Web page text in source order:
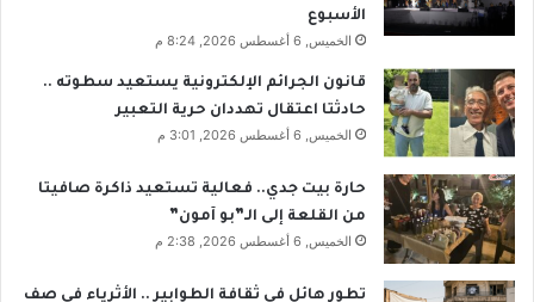
الأسبوع
الخميس, 6 أغسطس 2026, 8:24 م
قانون الجرائم الإلكترونية يستعيد سطوته ..
حادثتا اعتقال تهددان حرية التعبير
الخميس, 6 أغسطس 2026, 3:01 م
حارة بيت جدي.. فعالية تستعيد ذاكرة صافيتا
من القلعة إلى الـ”بو آمون”
الخميس, 6 أغسطس 2026, 2:38 م
تطور هائل في ثقافة الطوابير .. الأثرياء في صف